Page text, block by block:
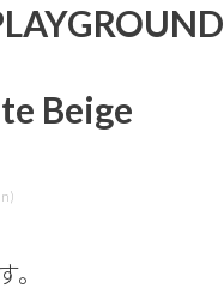
Beige
。